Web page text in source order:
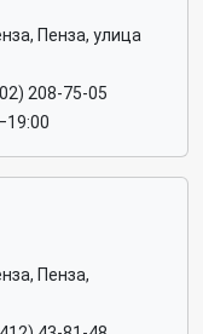
Пенза, улица
208-75-05
Пенза,